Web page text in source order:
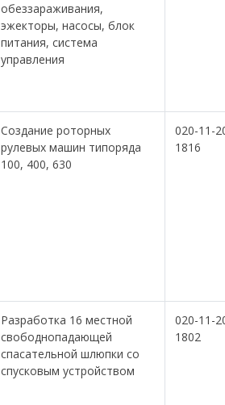
обеззараживания,
эжекторы, насосы, блок
питания, система
управления
Создание роторных
рулевых машин типоряда
100, 400, 630
020-11-
1816
Разработка 16 местной
свободнопадающей
спасательной шлюпки со
спусковым устройством
020-11-
1802